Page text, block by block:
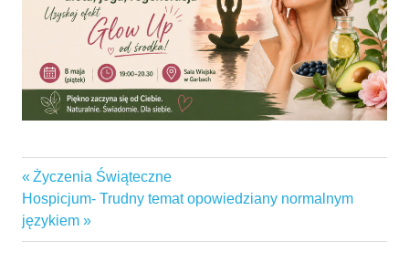
dieta
garbaby
garby
Nawigacja
wpisu
Previous
Post:
Życzenia Świąteczne
Next
Post:
Hospicjum- Trudny temat opowiedziany normalnym
językiem